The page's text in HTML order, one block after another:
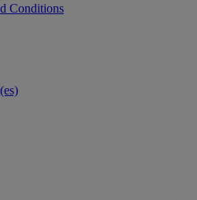
Conditions